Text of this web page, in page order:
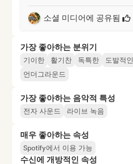
소셜 미디어에 공유됨
가장 좋아하는 분위기
기이한 활기찬 독특한 도발적인
언더그라운드
가장 좋아하는 음악적 특성
전자 사운드 라이브 녹음
매우 좋아하는 속성
Spotify에서 이용 가능
수신에 개방적인 속성